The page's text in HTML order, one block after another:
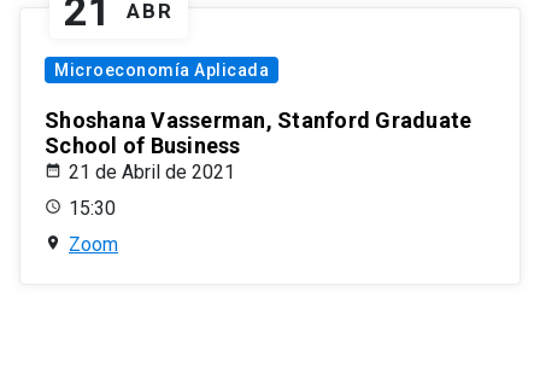
21 ABR
Microeconomía Aplicada
Shoshana Vasserman, Stanford Graduate
School of Business
21 de Abril de 2021
15:30
Zoom